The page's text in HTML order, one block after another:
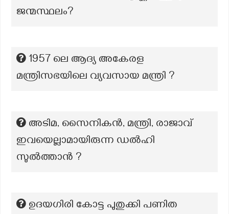
ജന്മസ്ഥലം?
1957 ലെ ആദ്യ അകേരള
മന്ത്രിസഭയിലെ വ്യവസായ മന്ത്രി ?
അടിമ, സൈനികൻ, മന്ത്രി, രാജാവ്
ഇവയെല്ലാമായിരുന്ന ഡൽഹി
സുൽത്താൻ ?
ഉദയഗിരി കോട്ട പുതുക്കി പണിത